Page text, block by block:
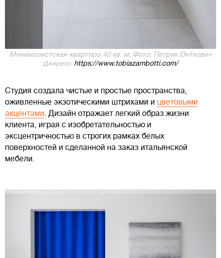
Минималистская квартира 40 кв. м. Фото: Патрик Онткович
Джерело: https://www.tobiazambotti.com/
Студия создала чистые и простые пространства,
оживленные экзотическими штрихами и цветовыми
акцентами. Дизайн отражает легкий образ жизни
клиента, играя с изобретательностью и
эксцентричностью в строгих рамках белых
поверхностей и сделанной на заказ итальянской
мебели.